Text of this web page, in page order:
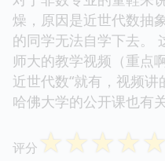
燥，原因是近世代数抽
的同学无法自学下去。
师大的教学视频（重点
近世代数“就有，视频
哈佛大学的公开课也有
评分 ☆☆☆☆☆